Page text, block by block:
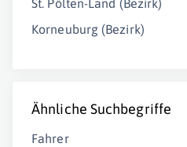
St. Pölten-Land (Bezirk)
Korneuburg (Bezirk)
Ähnliche Suchbegriffe
Fahrer